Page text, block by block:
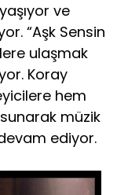
ve
“Aşk Sensin
ulaşmak
Koray
hem
müzik
ediyor.